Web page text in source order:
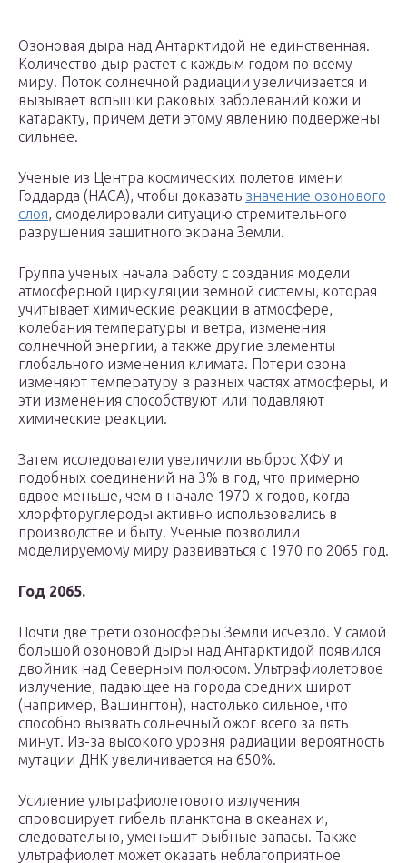
Озоновая дыра над Антарктидой не единственная.
Количество дыр растет с каждым годом по всему
миру. Поток солнечной радиации увеличивается и
вызывает вспышки раковых заболеваний кожи и
катаракту, причем дети этому явлению подвержены
сильнее.
Ученые из Центра космических полетов имени
Годдарда (НАСА), чтобы доказать значение озонового
слоя, смоделировали ситуацию стремительного
разрушения защитного экрана Земли.
Группа ученых начала работу с создания модели
атмосферной циркуляции земной системы, которая
учитывает химические реакции в атмосфере,
колебания температуры и ветра, изменения
солнечной энергии, а также другие элементы
глобального изменения климата. Потери озона
изменяют температуру в разных частях атмосферы, и
эти изменения способствуют или подавляют
химические реакции.
Затем исследователи увеличили выброс ХФУ и
подобных соединений на 3% в год, что примерно
вдвое меньше, чем в начале 1970-х годов, когда
хлорфторуглероды активно использовались в
производстве и быту. Ученые позволили
моделируемому миру развиваться с 1970 по 2065 год.
Год 2065.
Почти две трети озоносферы Земли исчезло. У самой
большой озоновой дыры над Антарктидой появился
двойник над Северным полюсом. Ультрафиолетовое
излучение, падающее на города средних широт
(например, Вашингтон), настолько сильное, что
способно вызвать солнечный ожог всего за пять
минут. Из-за высокого уровня радиации вероятность
мутации ДНК увеличивается на 650%.
Усиление ультрафиолетового излучения
спровоцирует гибель планктона в океанах и,
следовательно, уменьшит рыбные запасы. Также
ультрафиолет может оказать неблагоприятное